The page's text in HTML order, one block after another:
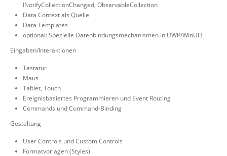
INotifyCollectionChanged, ObservableCollection
Data Context als Quelle
Data Templates
optional: Spezielle Datenbindungsmechanismen in UWP/WinUI3
Eingaben/Interaktionen
Tastatur
Maus
Tablet, Touch
Ereignisbasiertes Programmieren und Event Routing
Commands und Command-Binding
Gestaltung
User Controls und Custom Controls
Formatvorlagen (Styles)